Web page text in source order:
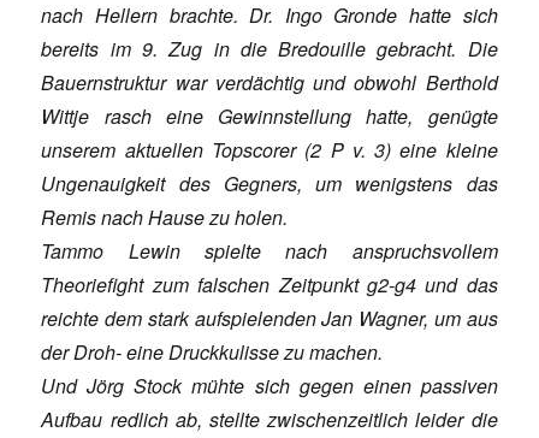
nach Hellern brachte. Dr. Ingo Gronde hatte sich
bereits im 9. Zug in die Bredouille gebracht. Die
Bauernstruktur war verdächtig und obwohl Berthold
Wittje rasch eine Gewinnstellung hatte, genügte
unserem aktuellen Topscorer (2 P v. 3) eine kleine
Ungenauigkeit des Gegners, um wenigstens das
Remis nach Hause zu holen.
Tammo Lewin spielte nach anspruchsvollem
Theoriefight zum falschen Zeitpunkt g2-g4 und das
reichte dem stark aufspielenden Jan Wagner, um aus
der Droh- eine Druckkulisse zu machen.
Und Jörg Stock mühte sich gegen einen passiven
Aufbau redlich ab, stellte zwischenzeitlich leider die